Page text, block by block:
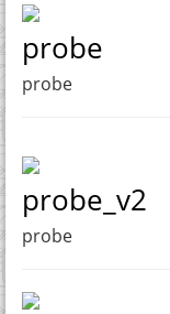
probe
probe
probe_v2
probe